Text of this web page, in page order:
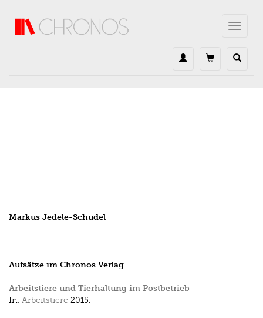
Toggle
Markus Jedele-Schudel
Aufsätze im Chronos Verlag
Arbeitstiere und Tierhaltung im Postbetrieb
In: Arbeitstiere 2015.